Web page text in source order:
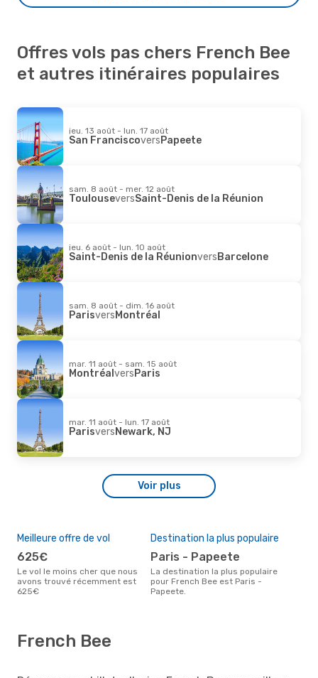
Offres vols pas chers French Bee
et autres itinéraires populaires
jeu. 13 août - lun. 17 août
San FranciscoversPapeete
sam. 8 août - mer. 12 août
ToulouseversSaint-Denis de la Réunion
jeu. 6 août - lun. 10 août
Saint-Denis de la RéunionversBarcelone
sam. 8 août - dim. 16 août
ParisversMontréal
mar. 11 août - sam. 15 août
MontréalversParis
mar. 11 août - lun. 17 août
ParisversNewark, NJ
Voir plus
Meilleure offre de vol
625€
Le vol le moins cher que nous
avons trouvé récemment est
625€
Destination la plus populaire
Paris - Papeete
La destination la plus populaire
pour French Bee est Paris -
Papeete.
French Bee